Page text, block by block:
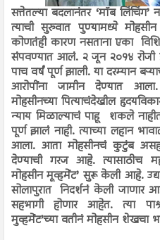
सत्तेतल्या बदलानंतर ‘मॉब
त्याची सुरुवात पुण्यामध्ये
कोणतंही कारण नसताना एका
संपवण्यात आलं. २ जून २०१४ रोजी
पाच वर्षं पूर्ण झाली. या दरम्यान
आरोपींना जामीन देण्यात आला.
मोहसीनच्या पित्याचंदेखील
न्याय मिळाल्याचं पाहू शकले
पूर्ण झालं नाही. त्याच्या लहान
आला. आता मोहसीनचं कुटुंब
देण्याची गरज आहे. त्यासाठीच
मोहसीन मूव्हमेंट’ सुरू केली आहे.
सोलापुरात निदर्शनं केली जाणार
सहभागी होणार आहेत. त्या
मुव्हमेंट’च्या वतीनं मोहसीन